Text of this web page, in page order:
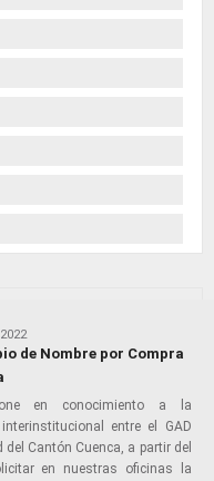
de Nombre por Compra
en conocimiento a la
entre el GAD
Cantón Cuenca, a partir del
en nuestras oficinas la